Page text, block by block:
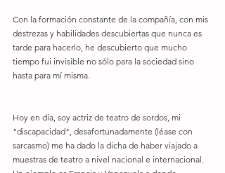
Con la formación constante de la compañía, con mis
destrezas y habilidades descubiertas que nunca es
tarde para hacerlo, he descubierto que mucho
tiempo fui invisible no sólo para la sociedad sino
hasta para mí misma.
Hoy en día, soy actriz de teatro de sordos, mi
"discapacidad", desafortunadamente (léase con
sarcasmo) me ha dado la dicha de haber viajado a
muestras de teatro a nivel nacional e internacional.